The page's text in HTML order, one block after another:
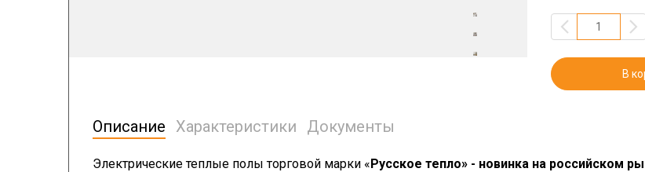
В
Описание Характеристики Документы
Электрические теплые полы торговой марки «Русское тепло» - новинка на российском